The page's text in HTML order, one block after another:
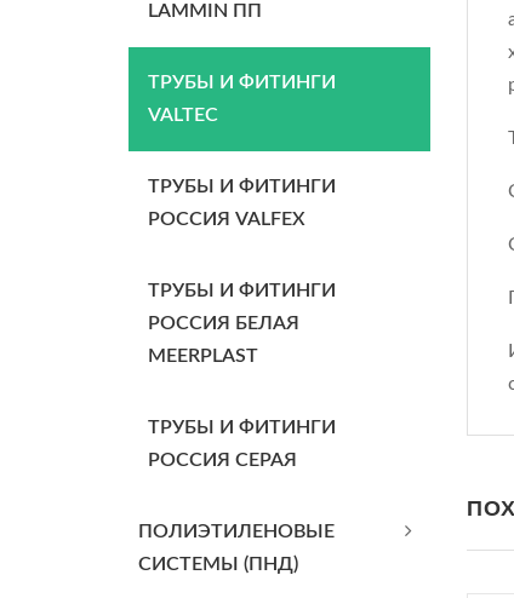
LAMMIN ПП
ТРУБЫ И ФИТИНГИ
VALTEC
ТРУБЫ И ФИТИНГИ
РОССИЯ VALFEX
ТРУБЫ И ФИТИНГИ
РОССИЯ БЕЛАЯ
MEERPLAST
ТРУБЫ И ФИТИНГИ
РОССИЯ СЕРАЯ
ПОЛИЭТИЛЕНОВЫЕ
СИСТЕМЫ (ПНД)